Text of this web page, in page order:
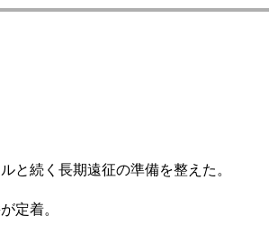
と続く長期遠征の準備を整えた。
定着。